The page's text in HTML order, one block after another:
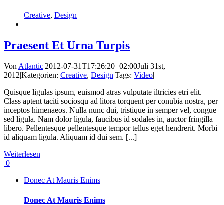
Creative, Design
Praesent Et Urna Turpis
VonAtlantic|2012-07-31T17:26:20+02:00Juli 31st,
2012|Kategorien: Creative, Design|Tags: Video|
Quisque ligulas ipsum, euismod atras vulputate iltricies etri elit.
Class aptent taciti sociosqu ad litora torquent per conubia nostra, per
inceptos himenaeos. Nulla nunc dui, tristique in semper vel, congue
sed ligula. Nam dolor ligula, faucibus id sodales in, auctor fringilla
libero. Pellentesque pellentesque tempor tellus eget hendrerit. Morbi
id aliquam ligula. Aliquam id dui sem. [...]
Weiterlesen
0
Donec At Mauris Enims
Donec At Mauris Enims